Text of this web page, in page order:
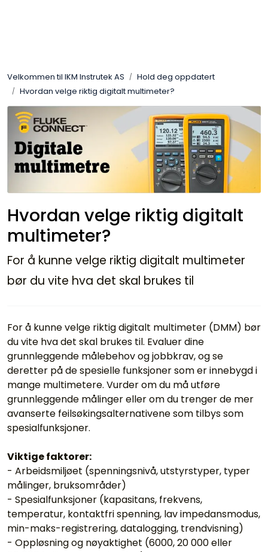
Velkommen til IKM Instrutek AS
Hold deg oppdatert
Hvordan velge riktig digitalt multimeter?
Hvordan velge riktig digitalt
multimeter?
For å kunne velge riktig digitalt multimeter
bør du vite hva det skal brukes til
For å kunne velge riktig digitalt multimeter (DMM) bør
du vite hva det skal brukes til. Evaluer dine
grunnleggende målebehov og jobbkrav, og se
deretter på de spesielle funksjoner som er innebygd i
mange multimetere. Vurder om du må utføre
grunnleggende målinger eller om du trenger de mer
avanserte feilsøkingsalternativene som tilbys som
spesialfunksjoner.
Viktige faktorer:
- Arbeidsmiljøet (spenningsnivå, utstyrstyper, typer
målinger, bruksområder)
- Spesialfunksjoner (kapasitans, frekvens,
temperatur, kontaktfri spenning, lav impedansmodus,
min-maks-registrering, datalogging, trendvisning)
- Oppløsning og nøyaktighet (6000, 20 000 eller
Elektro
Elektronikk
Prosess
Miljø og sikkerhet
Termografi
Navigasjon & Kommunikasjon
Maskinvern & Instrumentering
Tilbehør
Outlet